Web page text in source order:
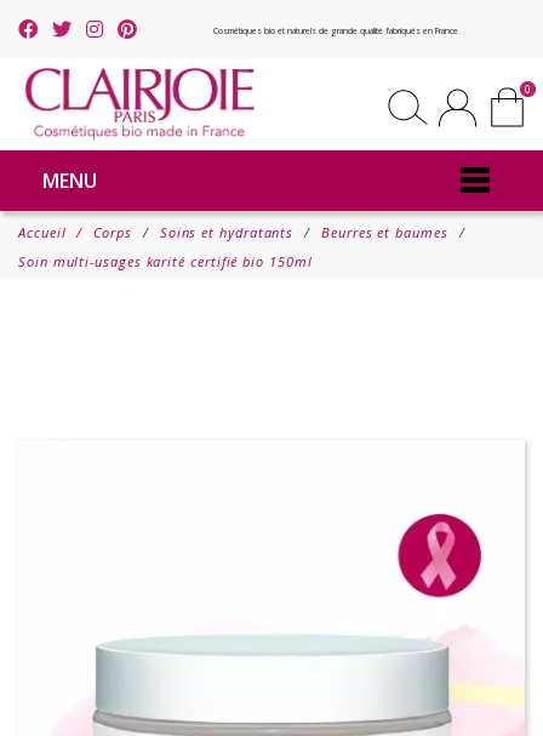
Cosmétiques bio et naturels de grande qualité fabriqués en France
0
MENU
Accueil Corps Soins et hydratants
Beurres et baumes
Soin multi-usages karité certifié bio 150ml